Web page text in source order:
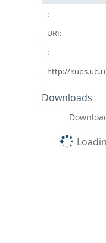
URI:
http://
Downloads